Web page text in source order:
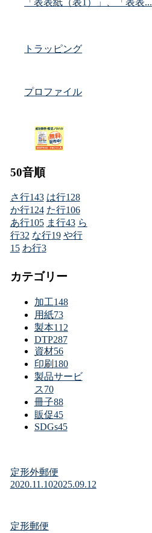
トラッピング
プロファイル
50音順
さ行143 は行128
か行124 た行106
あ行105 ま行43 ら
行32 な行19 や行
15 わ行3
カテゴリー
加工148
用紙73
製本112
DTP287
資材56
印刷 180
製品サービ
ス70
冊子88
販促45
SDGs45
定形外郵便
2020.11.102025.09.12
定形郵便